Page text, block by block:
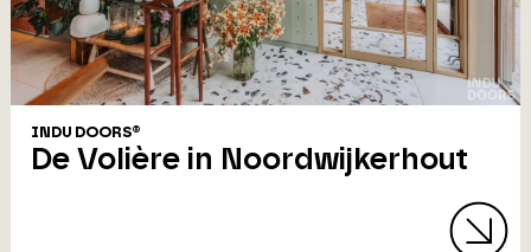
INDU DOORS®
De Volière in Noordwijkerhout